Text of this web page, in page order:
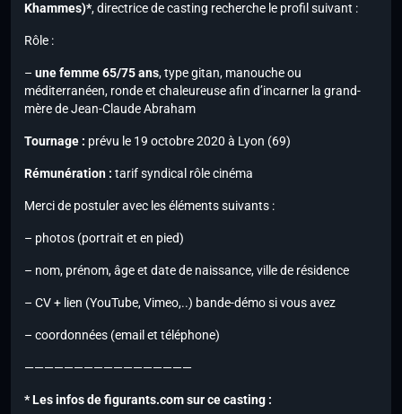
Khammes)*, directrice de casting recherche le profil suivant :
Rôle :
– une femme 65/75 ans, type gitan, manouche ou
méditerranéen, ronde et chaleureuse afin d’incarner la grand-
mère de Jean-Claude Abraham
Tournage : prévu le 19 octobre 2020 à Lyon (69)
Rémunération : tarif syndical rôle cinéma
Merci de postuler avec les éléments suivants :
– photos (portrait et en pied)
– nom, prénom, âge et date de naissance, ville de résidence
– CV + lien (YouTube, Vimeo,..) bande-démo si vous avez
– coordonnées (email et téléphone)
—————————————————
* Les infos de figurants.com sur ce casting :